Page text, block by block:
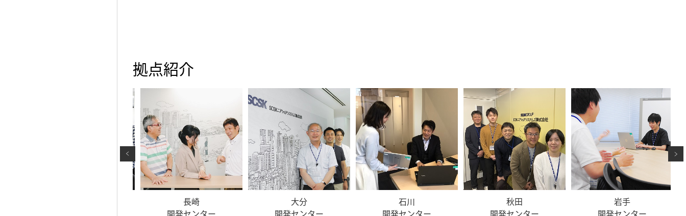
拠点紹介
長崎
開発センター
大分
開発センター
石川
開発センター
秋田
開発センター
岩手
開発センター